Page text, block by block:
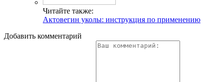
Читайте также:
Актовегин уколы: инструкция по применению
Добавить комментарий